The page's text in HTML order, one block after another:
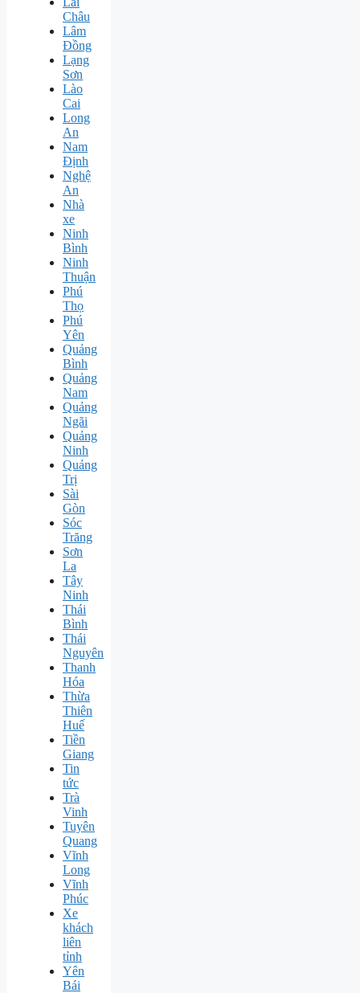
Châu
Lâm
Đồng
Lạng
Sơn
Lào
Cai
Long
An
Nam
Định
Nghệ
An
Nhà
xe
Ninh
Bình
Ninh
Thuận
Phú
Thọ
Phú
Yên
Quảng
Bình
Quảng
Nam
Quảng
Ngãi
Quảng
Ninh
Quảng
Trị
Sài
Gòn
Sóc
Trăng
Sơn
La
Tây
Ninh
Thái
Bình
Thái
Nguyên
Thanh
Hóa
Thừa
Thiên
Huế
Tiền
Giang
Tin
tức
Trà
Vinh
Tuyên
Quang
Vĩnh
Long
Vĩnh
Phúc
Xe
khách
liên
tỉnh
Yên
Bái